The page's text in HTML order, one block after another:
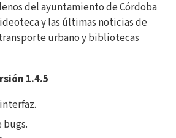
del ayuntamiento de Córdoba
y las últimas noticias de
urbano y bibliotecas
1.4.5
bugs.